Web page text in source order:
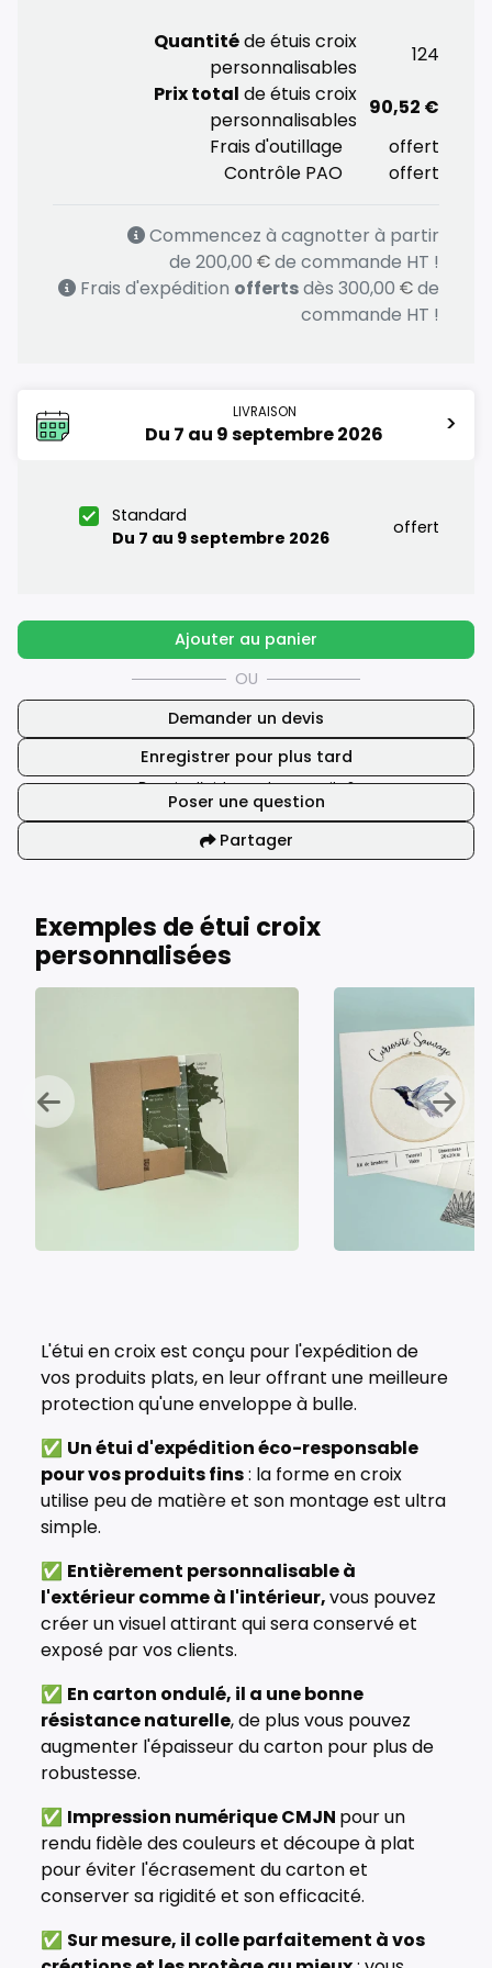
cagnottedès 418 pièces.
Frais d’expéditionofferts dès 670 pièces.
Accompagnement graphiqueoffert dès 838
Quantitéde étuis croix
personnalisables
124
Prix total de étuis croix
personnalisables
90,52 €
Frais d'outillage
offert
Contrôle PAO
offert
Commencez à cagnotter à partir
de 200,00
de commande HT !
Frais d'expédition offertsdès 300,00
de
commande HT !
LIVRAISON
Du 7 au 9 septembre 2026 >
Standard
Du 7 au 9 septembre 2026
offert
Ajouter au panier
OU
Demander un devis
Enregistrer pour plus tard
Besoin d’aide ou de conseils ?
Poser une question
Partager
Exemples de étui croix
personnalisées
L'étui en croix est conçu pour l'expédition de
vos produits plats, en leur offrant une meilleure
protection qu'une enveloppe à bulle.
✅ Un étui d'expédition éco-responsable
pour vos produits fins: la forme en croix
utilise peu de matière et son montage est ultra
simple.
✅ Entièrement personnalisable à
l'extérieur comme à l'intérieur,vous pouvez
créer un visuel attirant qui sera conservé et
exposé par vos clients.
✅ En carton ondulé, il a une bonne
résistance naturelle, de plus vous pouvez
augmenter l'épaisseur du carton pour plus de
robustesse.
✅ Impression numérique CMJN pour un
rendu fidèle des couleurs et découpe à plat
pour éviter l'écrasement du carton et
conserver sa rigidité et son efficacité.
✅ Sur mesure, il colle parfaitement à vos